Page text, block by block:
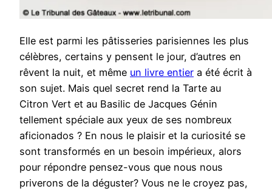
Elle est parmi les pâtisseries parisiennes les plus
célèbres, certains y pensent le jour, d’autres en
rêvent la nuit, et même un livre entier a été écrit à
son sujet. Mais quel secret rend la Tarte au
Citron Vert et au Basilic de Jacques Génin
tellement spéciale aux yeux de ses nombreux
aficionados ? En nous le plaisir et la curiosité se
sont transformés en un besoin impérieux, alors
pour répondre pensez-vous que nous nous
priverons de la déguster? Vous ne le croyez pas,